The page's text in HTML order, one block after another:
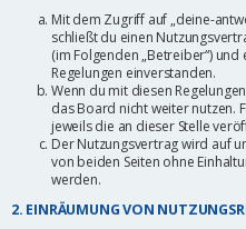
Mit dem Zugriff auf „deine-
schließt du einen
(im Folgenden „Betreiber“)
Regelungen einverstanden.
Wenn du mit diesen
das Board nicht weiter nutzen.
jeweils die an dieser Stelle
Der Nutzungsvertrag wird auf
von beiden Seiten ohne
werden.
2. EINRÄUMUNG VON